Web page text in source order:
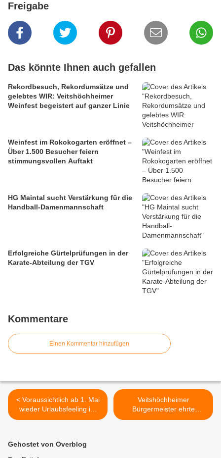
Freigabe
Das könnte Ihnen auch gefallen
Rekordbesuch, Rekordumsätze und
gelebtes WIR: Veitshöchheimer
Weinfest begeistert auf ganzer Linie
Weinfest im Rokokogarten eröffnet –
Über 1.500 Besucher feiern
stimmungsvollen Auftakt
HG Maintal sucht Verstärkung für die
Handball-Damenmannschaft
Erfolgreiche Gürtelprüfungen in der
Karate-Abteilung der TGV
Kommentare
Einen Kommentar hinzufügen
< Voraussichtlich ab 1. Mai
wieder Urlaubsfeeling im
Veitshöchheimer Freibad -
Veitshöchheimer
Bürgermeister ehrte
Jubiläums-Blutspender >
Gehostet von Overblog